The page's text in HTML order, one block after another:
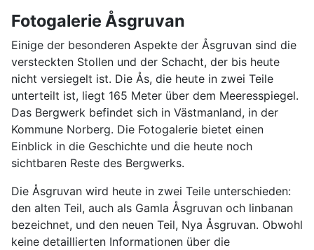
Fotogalerie Åsgruvan
Einige der besonderen Aspekte der Åsgruvan sind die
versteckten Stollen und der Schacht, der bis heute
nicht versiegelt ist. Die Ås, die heute in zwei Teile
unterteilt ist, liegt 165 Meter über dem Meeresspiegel.
Das Bergwerk befindet sich in Västmanland, in der
Kommune Norberg. Die Fotogalerie bietet einen
Einblick in die Geschichte und die heute noch
sichtbaren Reste des Bergwerks.
Die Åsgruvan wird heute in zwei Teile unterschieden:
den alten Teil, auch als Gamla Åsgruvan och linbanan
bezeichnet, und den neuen Teil, Nya Åsgruvan. Obwohl
keine detaillierten Informationen über die